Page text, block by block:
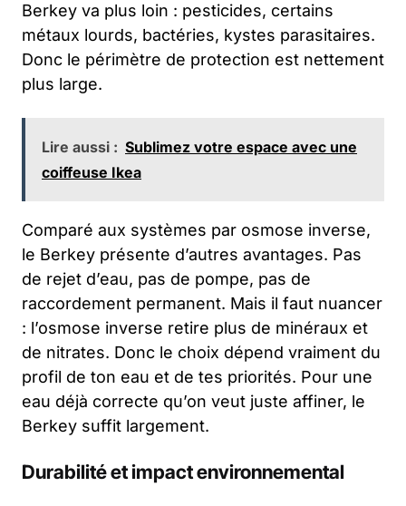
Berkey va plus loin : pesticides, certains
métaux lourds, bactéries, kystes parasitaires.
Donc le périmètre de protection est nettement
plus large.
Lire aussi : Sublimez votre espace avec une
coiffeuse Ikea
Comparé aux systèmes par osmose inverse,
le Berkey présente d’autres avantages. Pas
de rejet d’eau, pas de pompe, pas de
raccordement permanent. Mais il faut nuancer
: l’osmose inverse retire plus de minéraux et
de nitrates. Donc le choix dépend vraiment du
profil de ton eau et de tes priorités. Pour une
eau déjà correcte qu’on veut juste affiner, le
Berkey suffit largement.
Durabilité et impact environnemental